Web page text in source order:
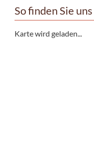
So finden Sie uns
Karte wird geladen...